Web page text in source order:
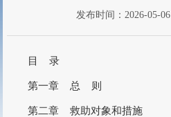
发布时间：2026-05-06
目 录
第一章 总 则
第二章 救助对象和措施